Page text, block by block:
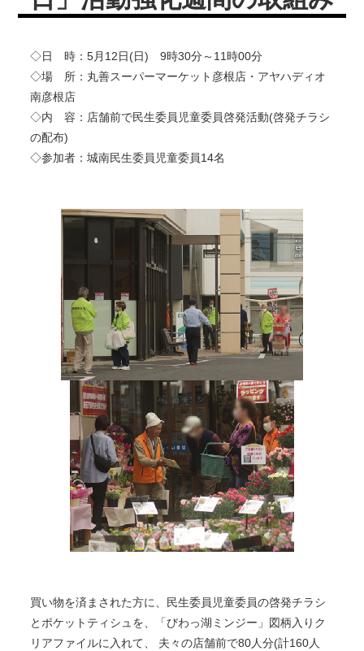
◇日 時：5月12日(日) 9時30分～11時00分
◇場 所：丸善スーパーマーケット彦根店・アヤハディオ
南彦根店
◇内 容：店舗前で民生委員児童委員啓発活動(啓発チラシ
の配布)
◇参加者：城南民生委員児童委員14名
買い物を済まされた方に、民生委員児童委員の啓発チラシ
とポケットティシュを、「びわっ湖ミンジー」図柄入りク
リアファイルに入れて、 夫々の店舗前で80人分(計160人